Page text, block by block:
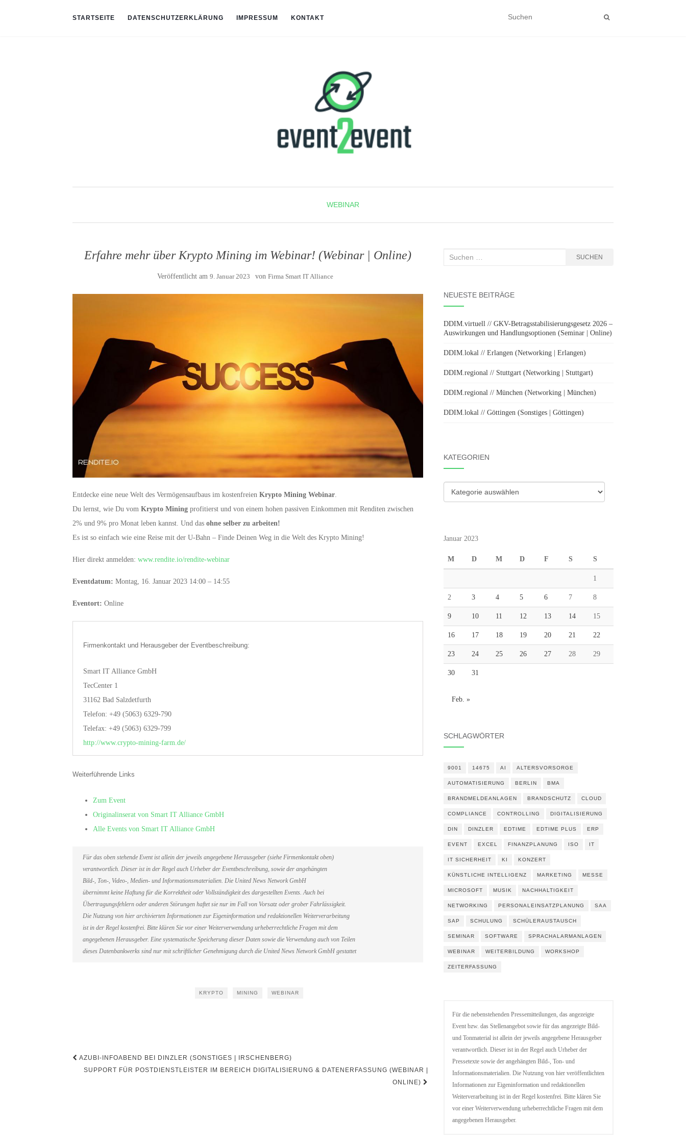
STARTSEITE DATENSCHUTZERKLÄRUNG IMPRESSUM KONTAKT
WEBINAR
Erfahre mehr über Krypto Mining im Webinar! (Webinar | Online)
Veröffentlicht am 9. Januar 2023 von Firma Smart IT Alliance
Entdecke eine neue Welt des Vermögensaufbaus im kostenfreien Krypto Mining Webinar.
Du lernst, wie Du vom Krypto Mining profitierst und von einem hohen passiven Einkommen mit Renditen zwischen
2% und 9% pro Monat leben kannst. Und das ohne selber zu arbeiten!
Es ist so einfach wie eine Reise mit der U-Bahn – Finde Deinen Weg in die Welt des Krypto Mining!
Hier direkt anmelden: www.rendite.io/rendite-webinar
Eventdatum: Montag, 16. Januar 2023 14:00 – 14:55
Eventort: Online
Firmenkontakt und Herausgeber der Eventbeschreibung:
Smart IT Alliance GmbH
TecCenter 1
31162 Bad Salzdetfurth
Telefon: +49 (5063) 6329-790
Telefax: +49 (5063) 6329-799
http://www.crypto-mining-farm.de/
Weiterführende Links
Zum Event
Originalinserat von Smart IT Alliance GmbH
Alle Events von Smart IT Alliance GmbH
Für das oben stehende Event ist allein der jeweils angegebene Herausgeber (siehe Firmenkontakt oben)
verantwortlich. Dieser ist in der Regel auch Urheber der Eventbeschreibung, sowie der angehängten
Bild-, Ton-, Video-, Medien- und Informationsmaterialien. Die United News Network GmbH
übernimmt keine Haftung für die Korrektheit oder Vollständigkeit des dargestellten Events. Auch bei
Übertragungsfehlern oder anderen Störungen haftet sie nur im Fall von Vorsatz oder grober Fahrlässigkeit.
Die Nutzung von hier archivierten Informationen zur Eigeninformation und redaktionellen Weiterverarbeitung
ist in der Regel kostenfrei. Bitte klären Sie vor einer Weiterverwendung urheberrechtliche Fragen mit dem
angegebenen Herausgeber. Eine systematische Speicherung dieser Daten sowie die Verwendung auch von Teilen
dieses Datenbankwerks sind nur mit schriftlicher Genehmigung durch die United News Network GmbH gestattet
KRYPTO MINING WEBINAR
Beitragsnavigation
AZUBI-INFOABEND BEI DINZLER (SONSTIGES | IRSCHENBERG)
SUPPORT FÜR POSTDIENSTLEISTER IM BEREICH DIGITALISIERUNG & DATENERFASSUNG (WEBINAR |
ONLINE)
Suchen
SUCHEN
NEUESTE BEITRÄGE
DDIM.virtuell // GKV-Betragsstabilisierungsgesetz 2026 –
Auswirkungen und Handlungsoptionen (Seminar | Online)
DDIM.lokal // Erlangen (Networking | Erlangen)
DDIM.regional // Stuttgart (Networking | Stuttgart)
DDIM.regional // München (Networking | München)
DDIM.lokal // Göttingen (Sonstiges | Göttingen)
KATEGORIEN
Kategorien
Januar 2023
M D M D F S S
1
2 3 4 5 6 7 8
9 10 11 12 13 14 15
16 17 18 19 20 21 22
23 24 25 26 27 28 29
30 31
Feb. »
SCHLAGWÖRTER
9001 14675 AI ALTERSVORSORGE
AUTOMATISIERUNG BERLIN BMA
BRANDMELDEANLAGEN BRANDSCHUTZ CLOUD
COMPLIANCE CONTROLLING DIGITALISIERUNG
DIN DINZLER EDTIME EDTIME PLUS ERP
EVENT EXCEL FINANZPLANUNG ISO IT
IT SICHERHEIT KI KONZERT
KÜNSTLICHE INTELLIGENZ MARKETING MESSE
MICROSOFT MUSIK NACHHALTIGKEIT
NETWORKING PERSONALEINSATZPLANUNG SAA
SAP SCHULUNG SCHÜLERAUSTAUSCH
SEMINAR SOFTWARE SPRACHALARMANLAGEN
WEBINAR WEITERBILDUNG WORKSHOP
ZEITERFASSUNG
Für die nebenstehenden Pressemitteilungen, das angezeigte
Event bzw. das Stellenangebot sowie für das angezeigte Bild-
und Tonmaterial ist allein der jeweils angegebene Herausgeber
verantwortlich. Dieser ist in der Regel auch Urheber der
Pressetexte sowie der angehängten Bild-, Ton- und
Informationsmaterialien. Die Nutzung von hier veröffentlichten
Informationen zur Eigeninformation und redaktionellen
Weiterverarbeitung ist in der Regel kostenfrei. Bitte klären Sie
vor einer Weiterverwendung urheberrechtliche Fragen mit dem
angegebenen Herausgeber.